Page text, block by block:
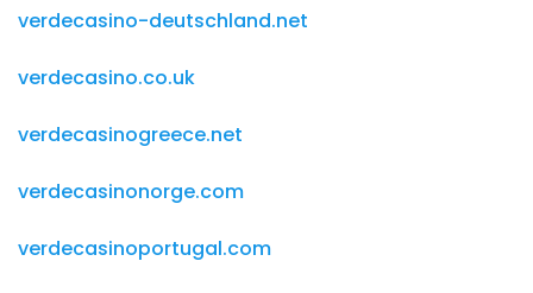
verdecasino-deutschland.net
verdecasino.co.uk
verdecasinogreece.net
verdecasinonorge.com
verdecasinoportugal.com